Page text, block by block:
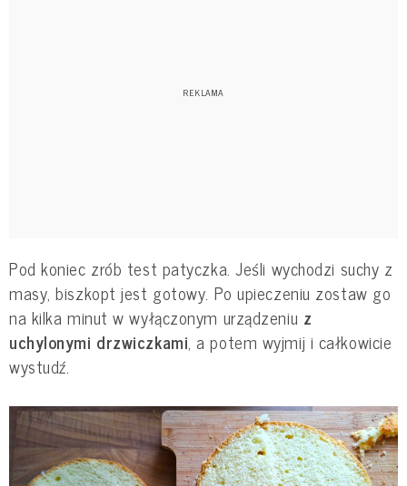
Pod koniec zrób test patyczka. Jeśli wychodzi suchy z
masy, biszkopt jest gotowy. Po upieczeniu zostaw go
na kilka minut w wyłączonym urządzeniu z
uchylonymi drzwiczkami, a potem wyjmij i całkowicie
wystudź.